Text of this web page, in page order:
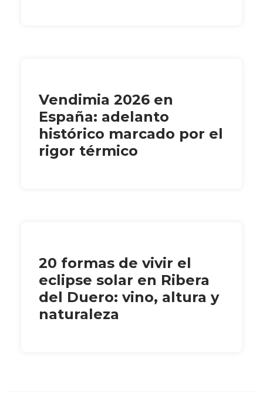
Vendimia 2026 en
España: adelanto
histórico marcado por el
rigor térmico
20 formas de vivir el
eclipse solar en Ribera
del Duero: vino, altura y
naturaleza